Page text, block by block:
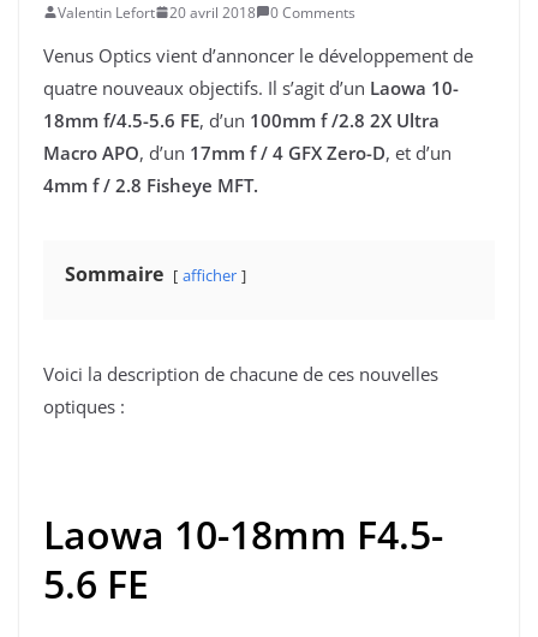
Valentin Lefort 20 avril 2018 0 Comments
Venus Optics vient d’annoncer le développement de
quatre nouveaux objectifs. Il s’agit d’un Laowa 10-
18mm f/4.5-5.6 FE, d’un 100mm f /2.8 2X Ultra
Macro APO, d’un 17mm f / 4 GFX Zero-D, et d’un
4mm f / 2.8 Fisheye MFT.
Sommaire afficher
Voici la description de chacune de ces nouvelles
optiques :
Laowa 10-18mm F4.5-
5.6 FE